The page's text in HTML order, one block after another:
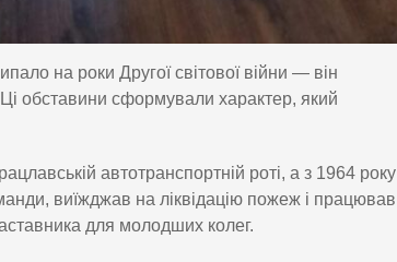
на роки Другої світової війни — він
обставини сформували характер, який
автотранспортній роті, а з 1964 року
виїжджав на ліквідацію пожеж і працював
для молодших колег.